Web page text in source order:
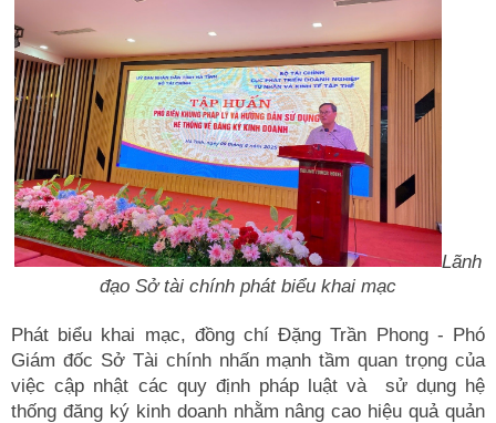
Lãnh
đạo Sở tài chính phát biểu khai mạc
Phát biểu khai mạc, đồng chí Đặng Trần Phong - Phó
Giám đốc Sở Tài chính nhấn mạnh tầm quan trọng của
việc cập nhật các quy định pháp luật và sử dụng hệ
thống đăng ký kinh doanh nhằm nâng cao hiệu quả quản